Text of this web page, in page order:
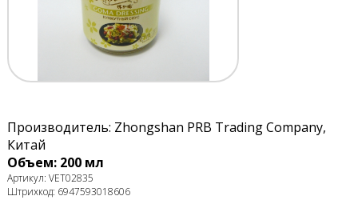
Производитель: Zhongshan PRB Trading Company,
Китай
Объем: 200 мл
Артикул: VET02835
Штрихкод: 6947593018606